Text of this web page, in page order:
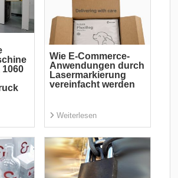
1060
Wie E-Commerce-
Anwendungen durch
Lasermarkierung
vereinfacht werden
Weiterlesen